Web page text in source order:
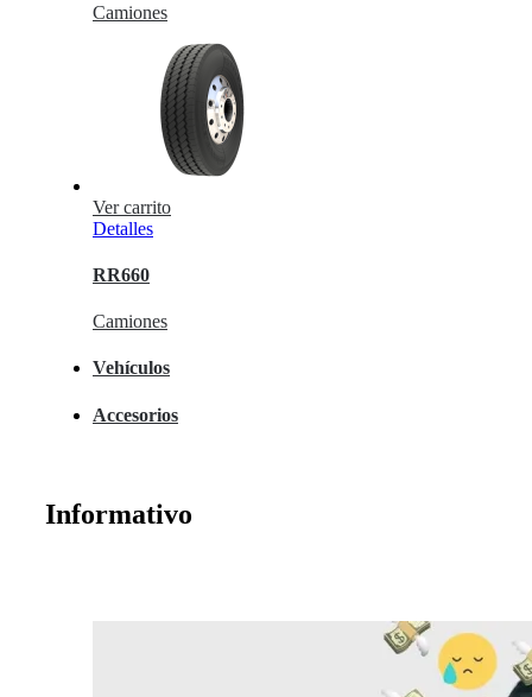
Camiones
Ver carrito
Detalles
RR660
Camiones
Vehículos
Accesorios
Informativo